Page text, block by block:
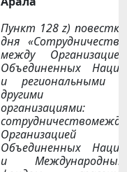
Пункт 128 z) повестки
дня «Сотрудничество
между Организацией
Объединенных Наций
и региональными и
другими
организациями:
сотрудничествомежду
Организацией
Объединенных Наций
и Международным